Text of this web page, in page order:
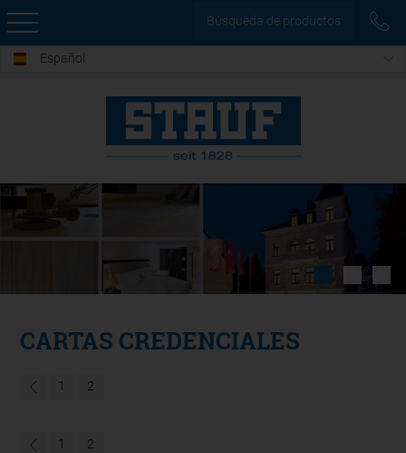
Búsqueda de productos
Español
CARTAS CREDENCIALES
1 2
1 2